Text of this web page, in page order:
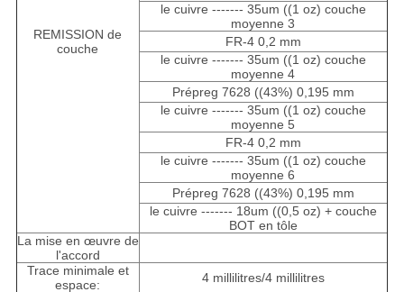
REMISSION de
couche
le cuivre ------- 35um ((1 oz) couche
moyenne 3
FR-4 0,2 mm
le cuivre ------- 35um ((1 oz) couche
moyenne 4
Prépreg 7628 ((43%) 0,195 mm
le cuivre ------- 35um ((1 oz) couche
moyenne 5
FR-4 0,2 mm
le cuivre ------- 35um ((1 oz) couche
moyenne 6
Prépreg 7628 ((43%) 0,195 mm
le cuivre ------- 18um ((0,5 oz) + couche
BOT en tôle
La mise en œuvre de
l'accord
Trace minimale et
espace:
4 millilitres/4 millilitres